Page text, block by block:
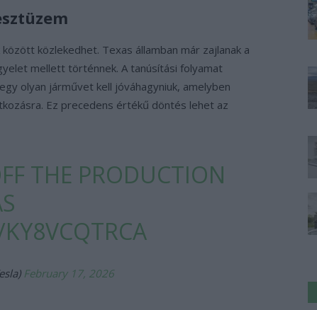
közlekedhet. Texas államban már zajlanak a
mellett történnek. A tanúsítási folyamat
olyan járművet kell jóváhagyniuk, amelyben
Ez precedens értékű döntés lehet az
THE PRODUCTION
February 17, 2026